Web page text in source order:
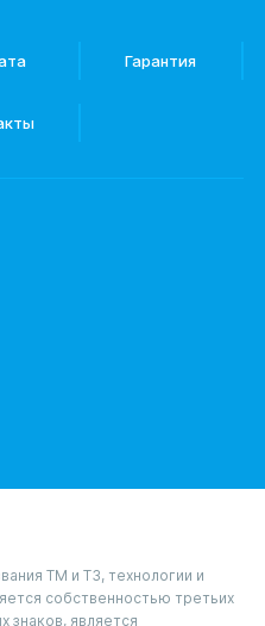
Гарантия
ТМ и ТЗ, технологии и
собственностью третьих
знаков, является